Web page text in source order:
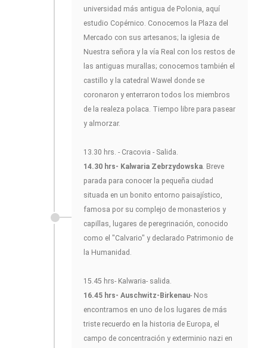
universidad más antigua de Polonia, aquí
estudio Copérnico. Conocemos la Plaza del
Mercado con sus artesanos; la iglesia de
Nuestra señora y la vía Real con los restos de
las antiguas murallas; conocemos también el
castillo y la catedral Wawel donde se
coronaron y enterraron todos los miembros
de la realeza polaca. Tiempo libre para pasear
y almorzar.
13.30 hrs. - Cracovia - Salida.
14.30 hrs- Kalwaria Zebrzydowska. Breve
parada para conocer la pequeña ciudad
situada en un bonito entorno paisajístico,
famosa por su complejo de monasterios y
capillas, lugares de peregrinación, conocido
como el "Calvario" y declarado Patrimonio de
la Humanidad.
15.45 hrs- Kalwaria- salida.
16.45 hrs- Auschwitz-Birkenau- Nos
encontramos en uno de los lugares de más
triste recuerdo en la historia de Europa, el
campo de concentración y exterminio nazi en